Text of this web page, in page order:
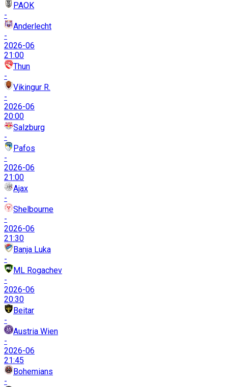
PAOK
-
Anderlecht
-
2026-06
21:00
Thun
-
Vikingur R.
-
2026-06
20:00
Salzburg
-
Pafos
-
2026-06
21:00
Ajax
-
Shelbourne
-
2026-06
21:30
Banja Luka
-
ML Rogachev
-
2026-06
20:30
Beitar
-
Austria Wien
-
2026-06
21:45
Bohemians
-